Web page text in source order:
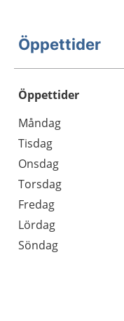
Öppettider
Öppettider
Dag
Öppettider
Kommentarer
Måndag
Tisdag
Onsdag
Torsdag
Fredag
Lördag
Söndag